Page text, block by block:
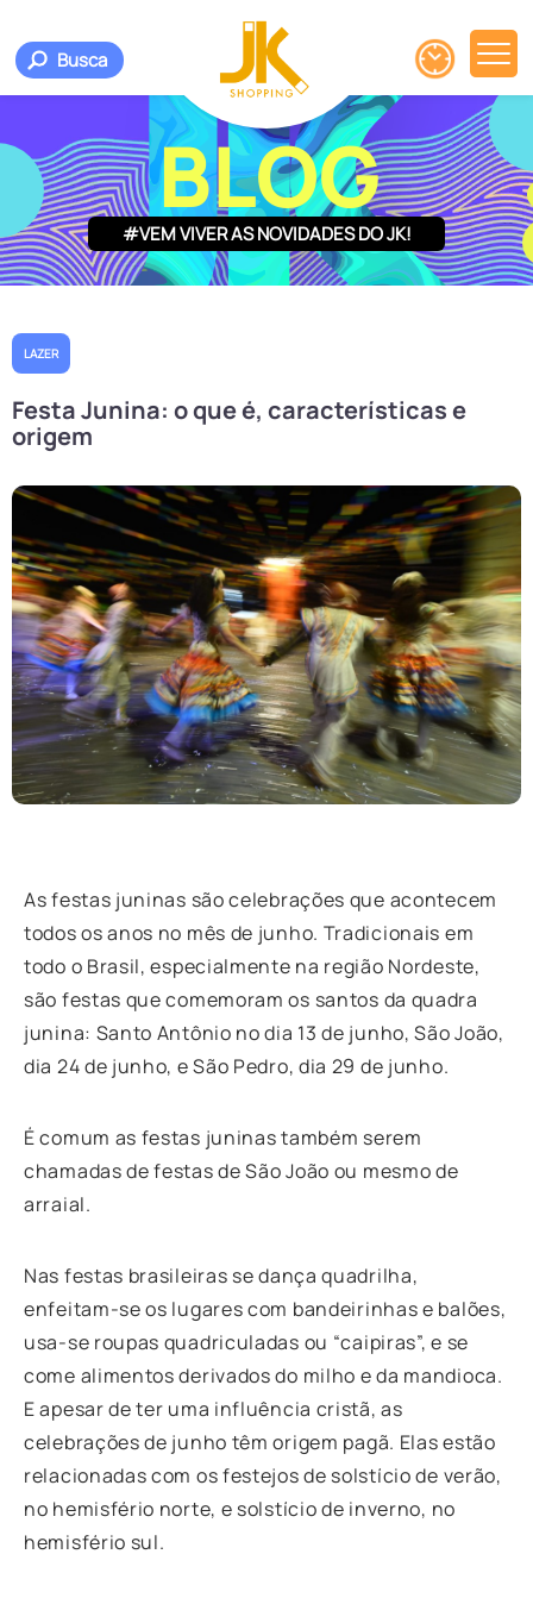
Busca
BLOG
#VEM VIVER AS NOVIDADES DO JK!
LAZER
Festa Junina: o que é, características e
origem
As festas juninas são celebrações que acontecem
todos os anos no mês de junho. Tradicionais em
todo o Brasil, especialmente na região Nordeste,
são festas que comemoram os santos da quadra
junina: Santo Antônio no dia 13 de junho, São João,
dia 24 de junho, e São Pedro, dia 29 de junho.
É comum as festas juninas também serem
chamadas de festas de São João ou mesmo de
arraial.
Nas festas brasileiras se dança quadrilha,
enfeitam-se os lugares com bandeirinhas e balões,
usa-se roupas quadriculadas ou “caipiras”, e se
come alimentos derivados do milho e da mandioca.
E apesar de ter uma influência cristã, as
celebrações de junho têm origem pagã. Elas estão
relacionadas com os festejos de solstício de verão,
no hemisfério norte, e solstício de inverno, no
hemisfério sul.